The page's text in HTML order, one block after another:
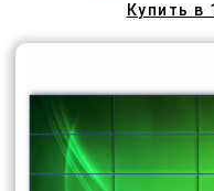
Купить в